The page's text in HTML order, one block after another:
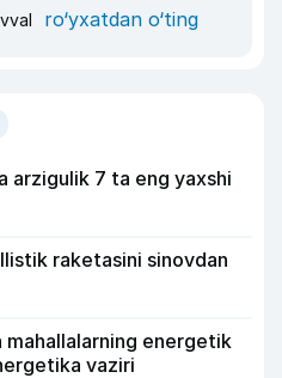
ro‘yxatdan o‘ting
arzigulik 7 ta eng yaxshi
raketasini sinovdan
mahallalarning energetik
vaziri